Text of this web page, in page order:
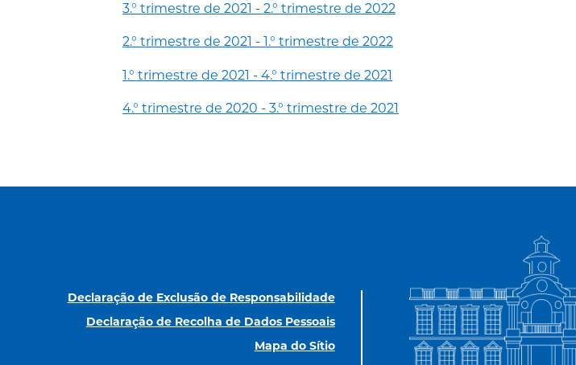
3.° trimestre de 2021 - 2.° trimestre de 2022
2.° trimestre de 2021 - 1.° trimestre de 2022
1.° trimestre de 2021 - 4.° trimestre de 2021
4.° trimestre de 2020 - 3.° trimestre de 2021
Declaração de Exclusão de Responsabilidade
Declaração de Recolha de Dados Pessoais
Mapa do Sítio